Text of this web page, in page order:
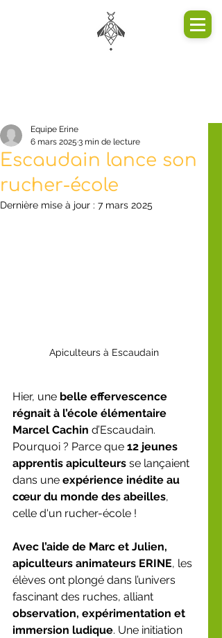
Escaudain lance son
rucher-école
Equipe Erine
6 mars 2025 3 min de lecture
Dernière mise à jour : 7 mars 2025
Apiculteurs à Escaudain
Hier, une belle effervescence
régnait à l’école élémentaire
Marcel Cachin d’Escaudain.
Pourquoi ? Parce que 12 jeunes
apprentis apiculteurs se lançaient
dans une expérience inédite au
cœur du monde des abeilles,
celle d'un rucher-école !
Avec l’aide de Marc et Julien,
apiculteurs animateurs ERINE, les
élèves ont plongé dans l’univers
fascinant des ruches, alliant
observation, expérimentation et
immersion ludique. Une initiation